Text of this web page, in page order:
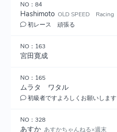
NO：84
Hashimoto OLD SPEED Racing
初レース 頑張る
NO：163
宮田寛成
NO：165
ムラタ ワタル
初級者ですよろしくお願いします
NO：328
あすか あすかちゃんねる×週末